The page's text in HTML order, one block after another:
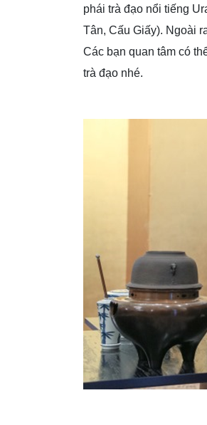
phái trà đạo nổi tiếng
Tân, Cấu Giấy). Ngoài
Các bạn quan tâm có
trà đạo nhé.